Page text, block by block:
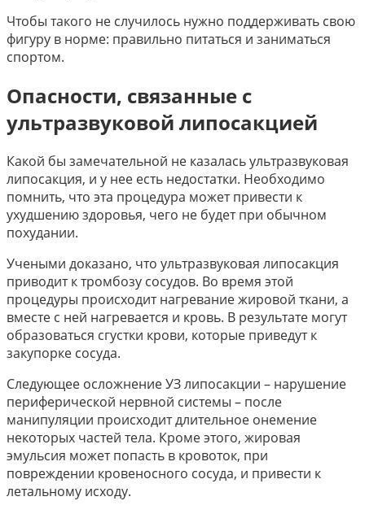
Чтобы такого не случилось нужно поддерживать свою
фигуру в норме: правильно питаться и заниматься
спортом.
Опасности, связанные с
ультразвуковой липосакцией
Какой бы замечательной не казалась ультразвуковая
липосакция, и у нее есть недостатки. Необходимо
помнить, что эта процедура может привести к
ухудшению здоровья, чего не будет при обычном
похудании.
Учеными доказано, что ультразвуковая липосакция
приводит к тромбозу сосудов. Во время этой
процедуры происходит нагревание жировой ткани, а
вместе с ней нагревается и кровь. В результате могут
образоваться сгустки крови, которые приведут к
закупорке сосуда.
Следующее осложнение УЗ липосакции – нарушение
периферической нервной системы – после
манипуляции происходит длительное онемение
некоторых частей тела. Кроме этого, жировая
эмульсия может попасть в кровоток, при
повреждении кровеносного сосуда, и привести к
летальному исходу.